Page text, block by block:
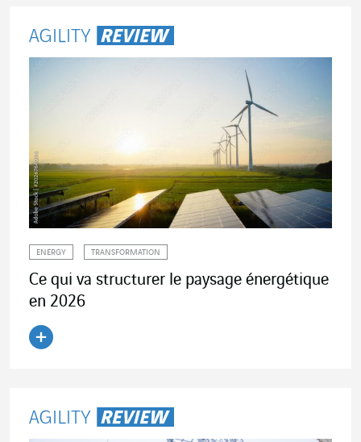
ENERGY TRANSFORMATION
Ce qui va structurer le paysage énergétique
en 2026